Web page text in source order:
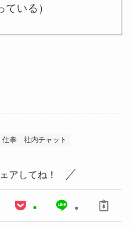
ている）
仕事 社内チャット
アしてね！